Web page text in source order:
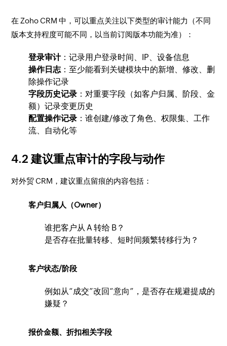
在 Zoho CRM 中，可以重点关注以下类型的审计能力（不同
版本支持程度可能不同，以当前订阅版本功能为准）：
登录审计：记录用户登录时间、IP、设备信息
操作日志：至少能看到关键模块中的新增、修改、删
除操作记录
字段历史记录 ：对重要字段（如客户归属、阶段、金
额）记录变更历史
配置操作记录 ：谁创建/修改了角色、权限集、工作
流、自动化等
4.2 建议重点审计的字段与动作
对外贸 CRM，建议重点留痕的内容包括：
客户归属人（Owner）
谁把客户从 A 转给 B？
是否存在批量转移、短时间频繁转移行为？
客户状态/阶段
例如从“成交”改回“意向”，是否存在规避提成的
嫌疑？
报价金额、折扣相关字段